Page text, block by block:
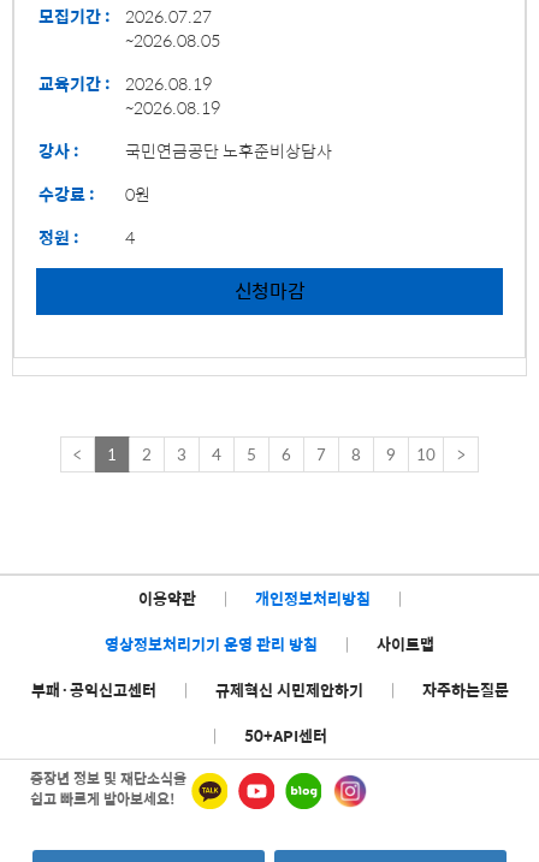
모집기간 : 2026.07.27
~2026.08.05
교육기간 : 2026.08.19
~2026.08.19
강사 :
국민연금공단 노후준비상담사
수강료 :
0원
정원 :
4
신청마감
< 1 2 3 4 5 6 7 8 9 10 >
이용약관 | 개인정보처리방침
|
영상정보처리기기 운영 관리 방침
|
사이트맵
부패·공익신고센터
| 규제혁신 시민제안하기 |
자주하는질문
|
50+API센터
중장년 정보 및 재단소식을
쉽고 빠르게 받아보세요!